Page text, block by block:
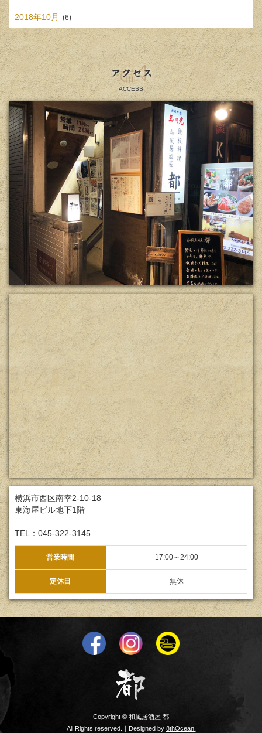
2018年10月 (6)
アクセス
ACCESS
横浜市西区南幸2-10-18
東海屋ビル地下1階
TEL：045-322-3145
営業時間 17:00～24:00
定休日 無休
Copyright © 和風居酒屋 都
All Rights reserved.｜Designed by 8thOcean.